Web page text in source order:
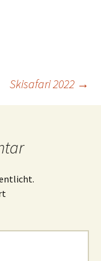
Skisafari 2022 →